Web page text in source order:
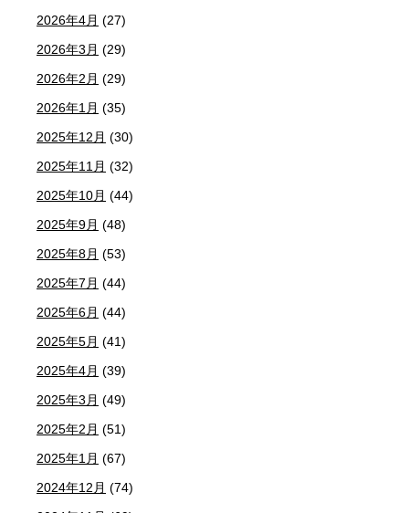
2026年4月 (27)
2026年3月 (29)
2026年2月 (29)
2026年1月 (35)
2025年12月 (30)
2025年11月 (32)
2025年10月 (44)
2025年9月 (48)
2025年8月 (53)
2025年7月 (44)
2025年6月 (44)
2025年5月 (41)
2025年4月 (39)
2025年3月 (49)
2025年2月 (51)
2025年1月 (67)
2024年12月 (74)